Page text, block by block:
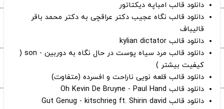
دانلود قالب امباپه دیکتاتور
دانلود قالب نگاه عجیب دکتر عراقچی به دکتر محمد باقر
قالیباف
دانلود قالب kylian dictator
دانلود قالب مرد سیاه پوست در حال نگاه به دوربین - son (
کیفیت بیشتر )
دانلود قالب قلعه نویی ناراحت و افسرده (متفاوت)
دانلود قالب Oh Kevin De Bruyne - Paul Hand
دانلود قالب Gut Genug - kitschrieg ft. Shirin david